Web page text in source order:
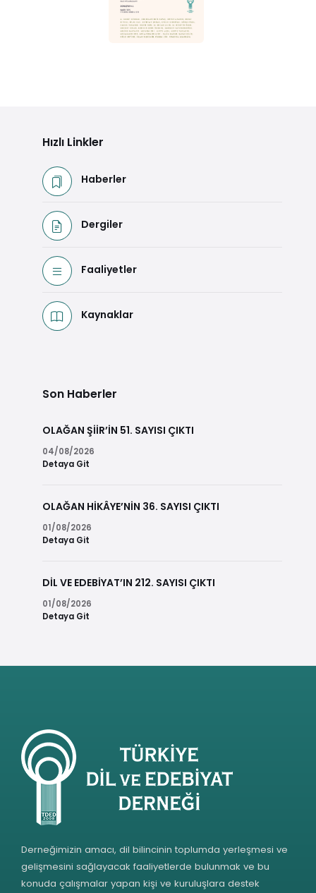
Hızlı Linkler
Haberler
Dergiler
Faaliyetler
Kaynaklar
Son Haberler
OLAĞAN ŞİİR’İN 51. SAYISI ÇIKTI
04/08/2026
Detaya Git
OLAĞAN HİKÂYE’NİN 36. SAYISI ÇIKTI
01/08/2026
Detaya Git
DİL VE EDEBİYAT’IN 212. SAYISI ÇIKTI
01/08/2026
Detaya Git
Derneğimizin amacı, dil bilincinin toplumda yerleşmesi ve
gelişmesini sağlayacak faaliyetlerde bulunmak ve bu
konuda çalışmalar yapan kişi ve kuruluşlara destek